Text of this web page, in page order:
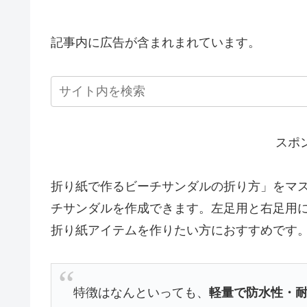
記事内に広告が含まれまれています。
スポ
折り紙で作るビーチサンダルの折り方」をマ
チサンダルを作成できます。左足用と右足用
折り紙アイテムを作りたい方におすすめです
特徴はなんといっても、軽量で防水性・